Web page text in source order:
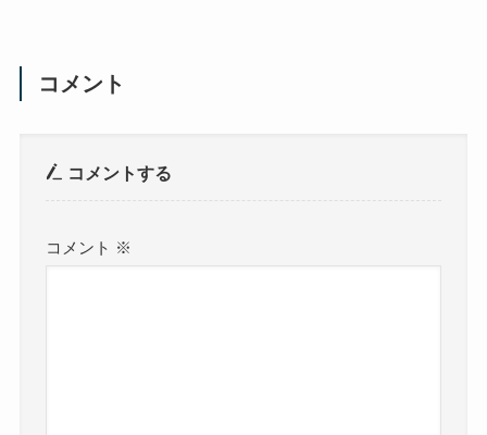
コメント
コメントする
コメント ※